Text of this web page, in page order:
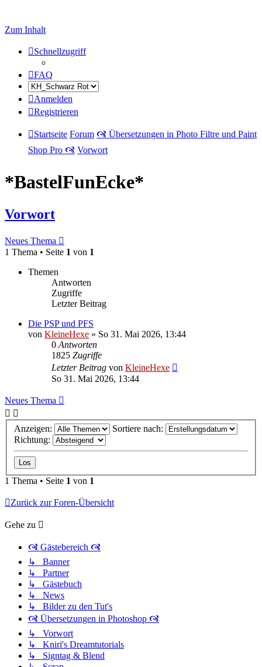
Zum Inhalt
Schnellzugriff
FAQ
Anmelden
Registrieren
Startseite Forum 🙧 Übersetzungen in Photo Filtre und Paint
Shop Pro 🙧 Vorwort
*BastelFunEcke*
Vorwort
Neues Thema
1 Thema • Seite 1 von 1
Themen
Antworten
Zugriffe
Letzter Beitrag
Die PSP und PFS
von KleineHexe » So 31. Mai 2026, 13:44
0 Antworten
1825 Zugriffe
Letzter Beitrag von KleineHexe
So 31. Mai 2026, 13:44
Neues Thema
Anzeigen:
Sortiere nach:
Richtung:
1 Thema • Seite 1 von 1
Zurück zur Foren-Übersicht
Gehe zu
🙧 Gästebereich 🙧
↳ Banner
↳ Partner
↳ Gästebuch
↳ News
↳ Bilder zu den Tut's
🙧 Übersetzungen in Photoshop 🙧
↳ Vorwort
↳ Kniri's Dreamtutorials
↳ Signtag & Blend